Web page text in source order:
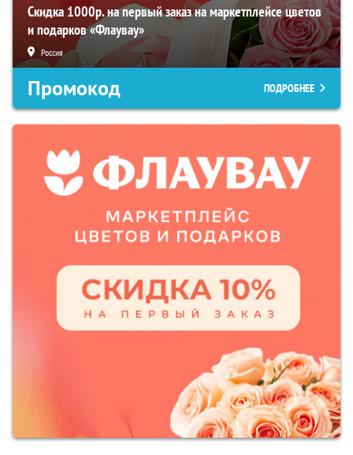
Скидка 1000р. на первый заказ на маркетплейсе цветов
и подарков «Флаувау»
Россия
Промокод ПОДРОБНЕЕ